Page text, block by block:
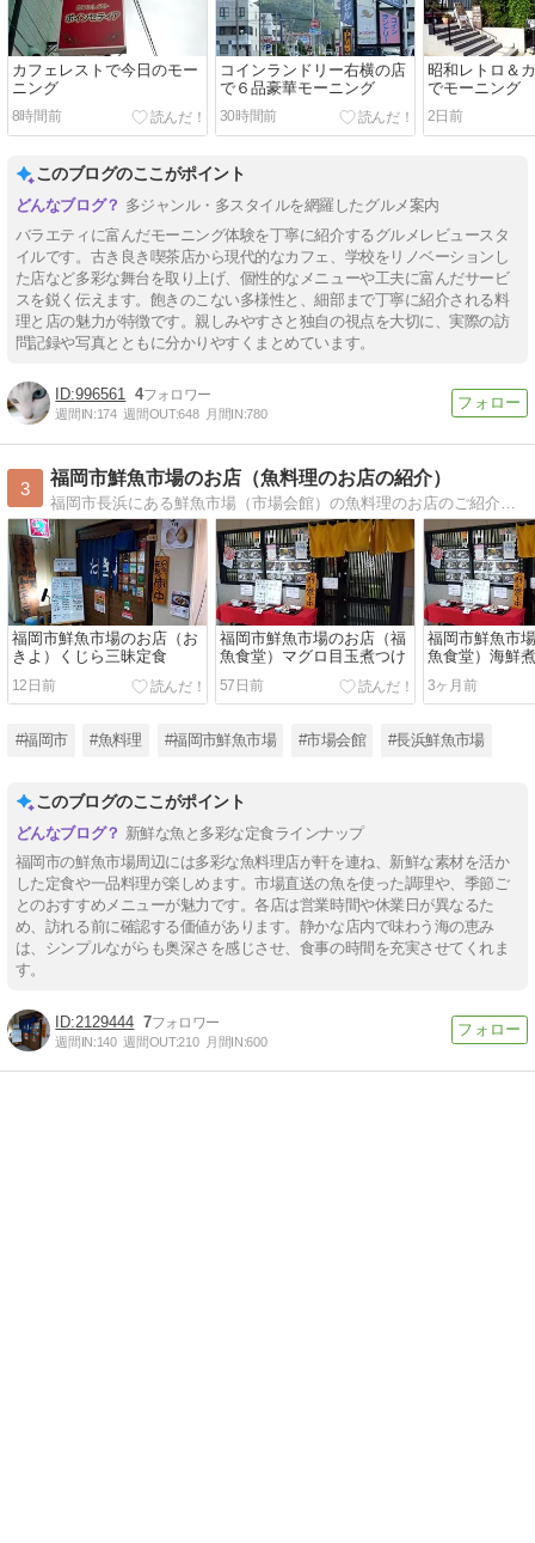
カフェレストで今日のモー
ニング
8時間前
コインランドリー右横の店
で６品豪華モーニング
30時間前
昭和レトロ＆
でモーニング
2日前
このブログのここがポイント
多ジャンル・多スタイルを網羅したグルメ案内
バラエティに富んだモーニング体験を丁寧に紹介するグルメレビュースタ
イルです。古き良き喫茶店から現代的なカフェ、学校をリノベーションし
た店など多彩な舞台を取り上げ、個性的なメニューや工夫に富んだサービ
スを鋭く伝えます。飽きのこない多様性と、細部まで丁寧に紹介される料
理と店の魅力が特徴です。親しみやすさと独自の視点を大切に、実際の訪
問記録や写真とともに分かりやすくまとめています。
996561 4
週間IN:174 週間OUT:648 月間IN:780
3
福岡市鮮魚市場のお店（魚料理のお店の紹介）
福岡市鮮魚市場のお店（お
きよ）くじら三昧定食
12日前
福岡市鮮魚市場のお店（福
魚食堂）マグロ目玉煮つけ
57日前
福岡市鮮魚市
魚食堂）海鮮
3ヶ月前
#福岡市 #魚料理 #福岡市鮮魚市場 #市場会館 #長浜鮮魚市場
このブログのここがポイント
新鮮な魚と多彩な定食ラインナップ
福岡市の鮮魚市場周辺には多彩な魚料理店が軒を連ね、新鮮な素材を活か
した定食や一品料理が楽しめます。市場直送の魚を使った調理や、季節ご
とのおすすめメニューが魅力です。各店は営業時間や休業日が異なるた
め、訪れる前に確認する価値があります。静かな店内で味わう海の恵み
は、シンプルながらも奥深さを感じさせ、食事の時間を充実させてくれま
す。
2129444 7
週間IN:140 週間OUT:210 月間IN:600